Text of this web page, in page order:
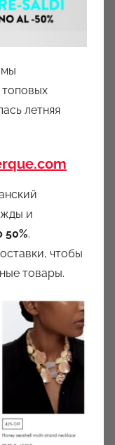
мы
летняя
и
50%.
чтобы
товары.